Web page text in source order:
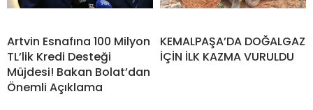
Artvin Esnafına 100 Milyon
TL’lik Kredi Desteği
Müjdesi! Bakan Bolat’dan
Önemli Açıklama
KEMALPAŞA’DA DOĞALGAZ
İÇİN İLK KAZMA VURULDU